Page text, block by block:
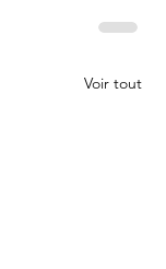
Voir tout